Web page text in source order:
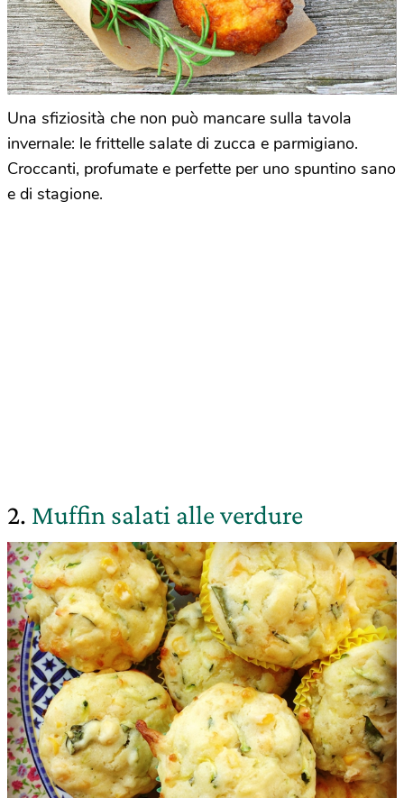
Una sfiziosità che non può mancare sulla tavola
invernale: le frittelle salate di zucca e parmigiano.
Croccanti, profumate e perfette per uno spuntino sano
e di stagione.
2. Muffin salati alle verdure